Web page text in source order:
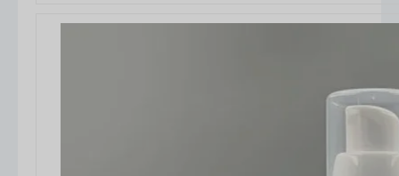
formule avec l'air tout en offrant une expérience